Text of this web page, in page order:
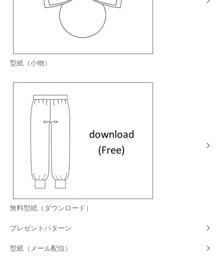
型紙（小物）
無料型紙（ダウンロード）
プレゼントパターン
型紙（メール配信）